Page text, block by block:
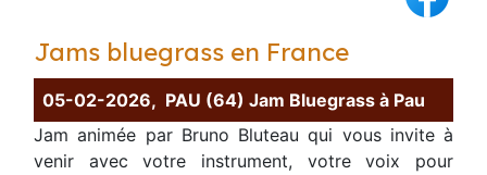
Jams bluegrass en France
05-02-2026, PAU (64) Jam Bluegrass à Pau
Jam animée par Bruno Bluteau qui vous invite à
venir avec votre instrument, votre voix pour